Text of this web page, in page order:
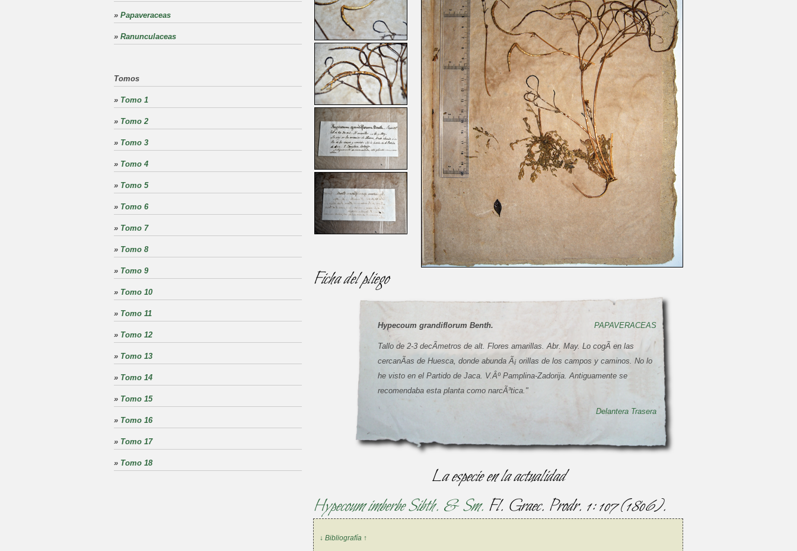
Ficha del pliego
Hypecoum grandiflorum Benth. PAPAVERACEAS
Tallo de 2-3 decÃ­metros de alt. Flores amarillas. Abr. May. Lo cogÃ­ en las
cercanÃ­as de Huesca, donde abunda Ã¡ orillas de los campos y caminos. No lo
he visto en el Partido de Jaca. V.Âº Pamplina-Zadorija. Antiguamente se
recomendaba esta planta como narcÃ³tica."
Delantera Trasera
La especie en la actualidad
Hypecoum imberbe Sibth. & Sm. Fl. Graec. Prodr. 1: 107 (1806).
↓ Bibliografía ↑
» Papaveraceas
» Ranunculaceas
Tomos
» Tomo 1
» Tomo 2
» Tomo 3
» Tomo 4
» Tomo 5
» Tomo 6
» Tomo 7
» Tomo 8
» Tomo 9
» Tomo 10
» Tomo 11
» Tomo 12
» Tomo 13
» Tomo 14
» Tomo 15
» Tomo 16
» Tomo 17
» Tomo 18